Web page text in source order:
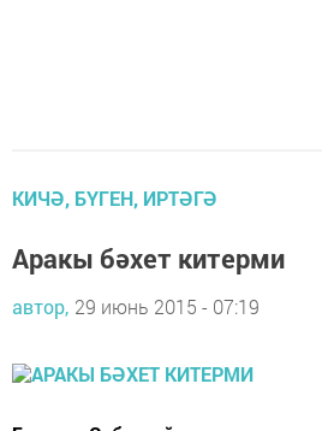
КИЧӘ, БҮГЕН, ИРТӘГӘ
Аракы бәхет китерми
автор, 29 июнь 2015 - 07:19